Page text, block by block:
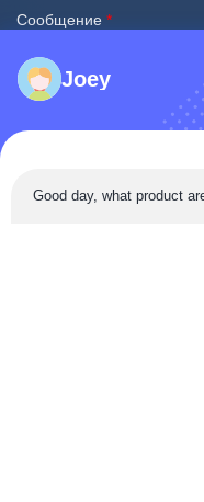
Сообщение *
Joey
Good day, what product